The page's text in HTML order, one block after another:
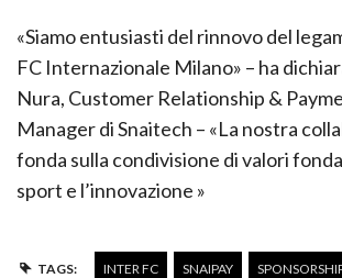
«Siamo entusiasti del rinnovo del
FC Internazionale Milano» – ha
Nura, Customer Relationship &
Manager di Snaitech – «La nostra
fonda sulla condivisione di valori
sport e l’innovazione »
TAGS: INTER FC SNAIPAY